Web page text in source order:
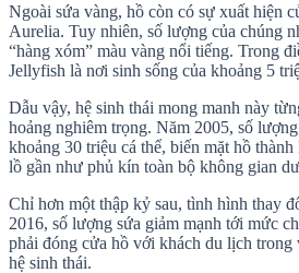
Ngoài sứa vàng, hồ còn có sự xuất hiện
Aurelia. Tuy nhiên, số lượng của chúng
“hàng xóm” màu vàng nổi tiếng. Trong
Jellyfish là nơi sinh sống của khoảng 5
Dẫu vậy, hệ sinh thái mong manh này
hoảng nghiêm trọng. Năm 2005, số
khoảng 30 triệu cá thể, biến mặt hồ
lồ gần như phủ kín toàn bộ không gian
Chỉ hơn một thập kỷ sau, tình hình thay
2016, số lượng sứa giảm mạnh tới mức
phải đóng cửa hồ với khách du lịch trong
hệ sinh thái.